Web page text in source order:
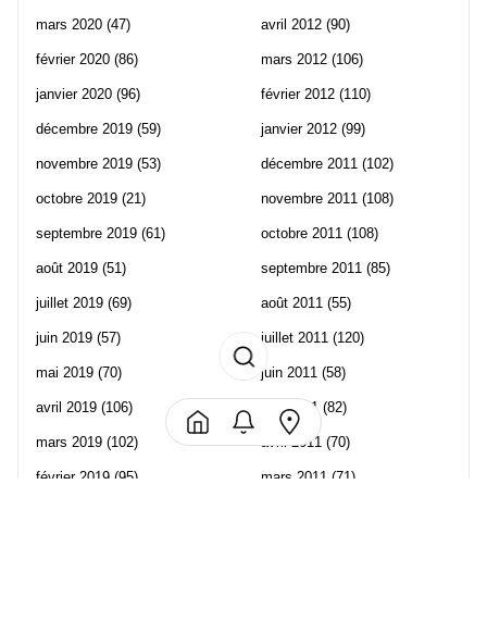
mars 2020 (47)
février 2020 (86)
janvier 2020 (96)
décembre 2019 (59)
novembre 2019 (53)
octobre 2019 (21)
septembre 2019 (61)
août 2019 (51)
juillet 2019 (69)
juin 2019 (57)
mai 2019 (70)
avril 2019 (106)
mars 2019 (102)
février 2019 (95)
avril 2012 (90)
mars 2012 (106)
février 2012 (110)
janvier 2012 (99)
décembre 2011 (102)
novembre 2011 (108)
octobre 2011 (108)
septembre 2011 (85)
août 2011 (55)
juillet 2011 (120)
juin 2011 (58)
mai 2011 (82)
avril 2011 (70)
mars 2011 (71)